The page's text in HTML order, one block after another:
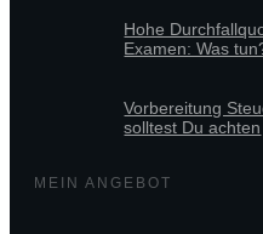
Hohe
Examen: Was
Vorbereitung
solltest Du achten
MEIN ANGEBOT